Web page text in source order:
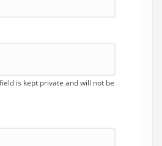
is kept private and will not be